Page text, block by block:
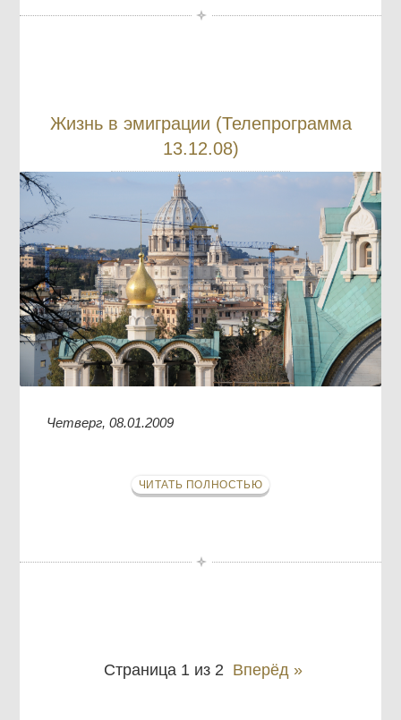
Жизнь в эмиграции (Телепрограмма
13.12.08)
Четверг, 08.01.2009
ЧИТАТЬ ПОЛНОСТЬЮ
Страница 1 из 2 Вперёд »